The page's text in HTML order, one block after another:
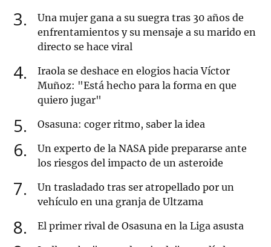
3
Una mujer gana a su suegra tras 30 años de
enfrentamientos y su mensaje a su marido en
directo se hace viral
4
Iraola se deshace en elogios hacia Víctor
Muñoz: "Está hecho para la forma en que
quiero jugar"
5 Osasuna: coger ritmo, saber la idea
6
Un experto de la NASA pide prepararse ante
los riesgos del impacto de un asteroide
7
Un trasladado tras ser atropellado por un
vehículo en una granja de Ultzama
8 El primer rival de Osasuna en la Liga asusta